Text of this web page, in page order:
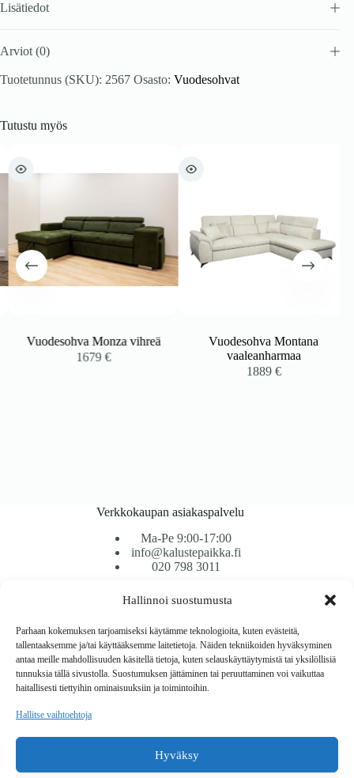
Hallinnoi suostumusta
Parhaan kokemuksen tarjoamiseksi käytämme teknologioita, kuten evästeitä,
tallentaaksemme ja/tai käyttääksemme laitetietoja. Näiden tekniikoiden hyväksyminen
antaa meille mahdollisuuden käsitellä tietoja, kuten selauskäyttäytymistä tai yksilöllisiä
tunnuksia tällä sivustolla. Suostumuksen jättäminen tai peruuttaminen voi vaikuttaa
haitallisesti tiettyihin ominaisuuksiin ja toimintoihin.
Hallitse vaihtoehtoja
Hyväksy
Lisätiedot
Arviot (0)
Tuotetunnus (SKU): 2567 Osasto: Vuodesohvat
Tutustu myös
Vuodesohva Monza vihreä
1679€
Vuodesohva Montana
vaaleanharmaa
1889€
Verkkokaupan asiakaspalvelu
Ma-Pe 9:00-17:00
info@kalustepaikka.fi
020 798 3011
Tavarantoimitus / Maksutavat
Toimitustavat
Maksutavat
Vaihto ja palautus
Reklamaatiot
Copyright © 2026 Kalustepaikka